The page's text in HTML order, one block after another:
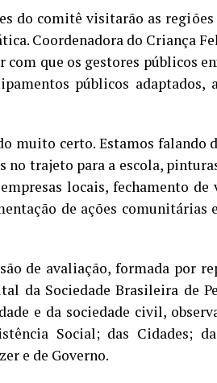
do comitê visitarão as
Coordenadora do Criança
que os gestores públicos
públicos adaptados,
muito certo. Estamos falando
no trajeto para a escola,
locais, fechamento
de ações comunitárias
de avaliação, formada por
da Sociedade Brasileira de
e da sociedade civil,
Social; das Cidades;
e de Governo.